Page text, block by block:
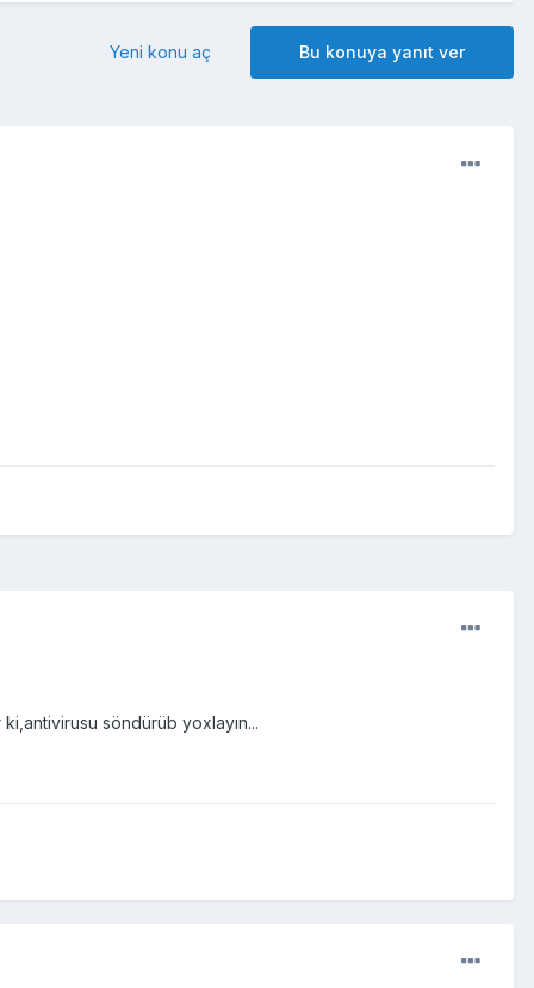
Bu konuya yanıt ver
Yeni konu aç
söndürüb yoxlayın...